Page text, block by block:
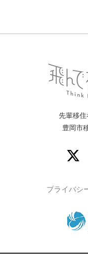
先輩移住
豊岡市
プライバシ